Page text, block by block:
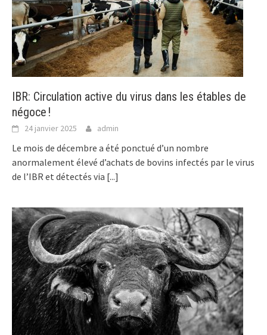
IBR: Circulation active du virus dans les étables de
négoce !
24 janvier 2025 admin
Le mois de décembre a été ponctué d’un nombre
anormalement élevé d’achats de bovins infectés par le virus
de l’IBR et détectés via [...]